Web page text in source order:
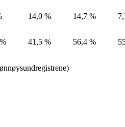
14,0 % 14,7 %
41,5 % 56,4 %